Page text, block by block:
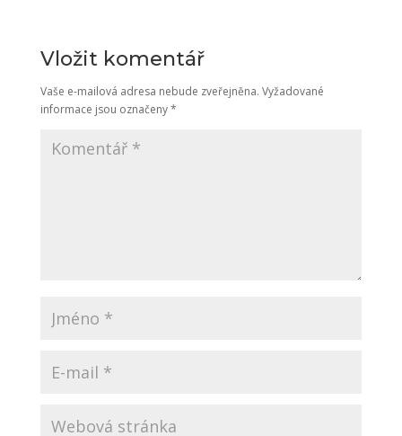
Vložit komentář
Vaše e-mailová adresa nebude zveřejněna. Vyžadované
informace jsou označeny*